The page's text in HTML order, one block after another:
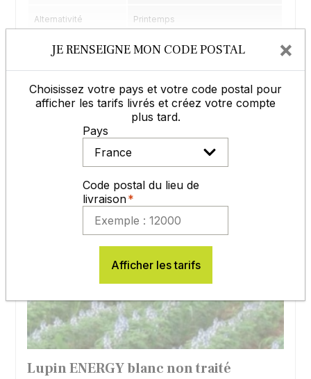
Alternativité Printemps
Précocité floraison Précoce
+
Afficher les tarifs
Usine CERIENCE 86
Lupin ENERGY blanc non traité
JE RENSEIGNE MON CODE POSTAL ×
Choisissez votre pays et votre code postal pour
afficher les tarifs livrés et créez votre compte
plus tard.
Pays
Code postal du lieu de
livraison
Afficher les tarifs